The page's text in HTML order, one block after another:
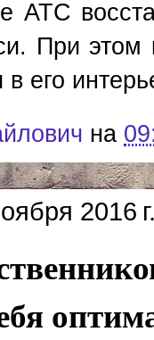
АТС
При этом
его
на
2016